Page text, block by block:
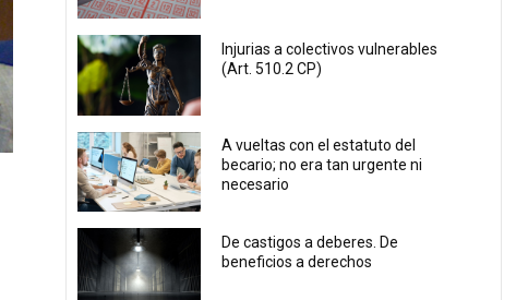
Injurias a colectivos vulnerables
(Art. 510.2 CP)
A vueltas con el estatuto del
becario; no era tan urgente ni
necesario
De castigos a deberes. De
beneficios a derechos